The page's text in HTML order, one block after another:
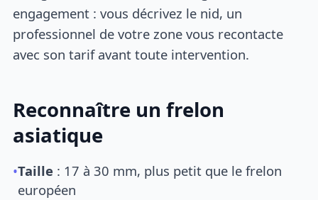
engagement : vous décrivez le nid, un
professionnel de votre zone vous recontacte
avec son tarif avant toute intervention.
Reconnaître un frelon
asiatique
•Taille : 17 à 30 mm, plus petit que le frelon
européen